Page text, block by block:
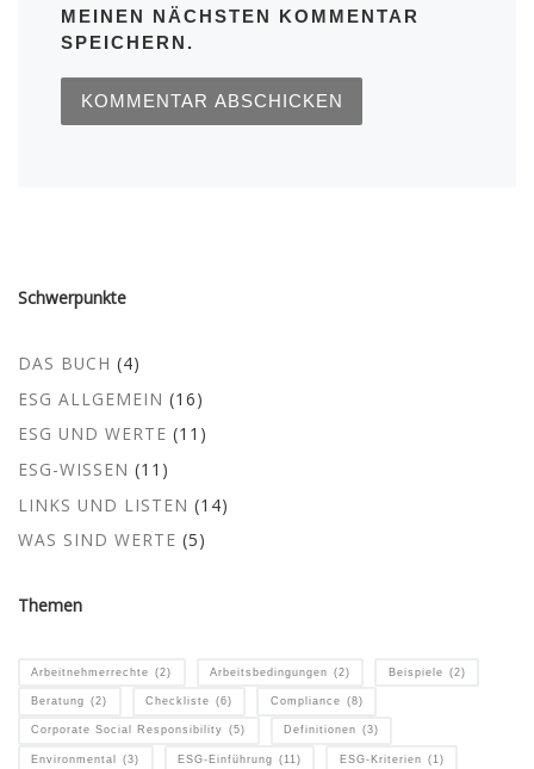
MEINEN NÄCHSTEN KOMMENTAR
SPEICHERN.
Schwerpunkte
DAS BUCH (4)
ESG ALLGEMEIN (16)
ESG UND WERTE (11)
ESG-WISSEN (11)
LINKS UND LISTEN (14)
WAS SIND WERTE (5)
Themen
Arbeitnehmerrechte (2) Arbeitsbedingungen (2) Beispiele (2)
Beratung (2) Checkliste (6) Compliance (8)
Corporate Social Responsibility (5) Definitionen (3)
Environmental (3) ESG-Einführung (11) ESG-Kriterien (1)